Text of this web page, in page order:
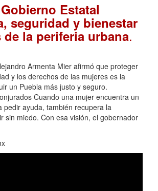
Estatal
seguridad y bienestar
de la periferia urbana.
Armenta Mier afirmó que proteger
y los derechos de las mujeres es la
un Puebla más justo y seguro.
Cuando una mujer encuentra un
pedir ayuda, también recupera la
sin miedo. Con esa visión, el gobernador